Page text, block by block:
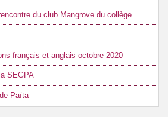
du club Mangrove du collège
français et anglais octobre 2020
SEGPA
Païta